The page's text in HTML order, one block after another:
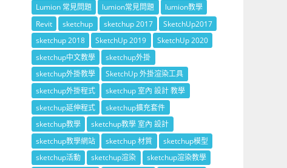
Lumion 常見問題
lumion常見問題
lumion教學
Revit
sketchup sketchup 2017
SketchUp2017
sketchup 2018
SketchUp 2019
SketchUp 2020
sketchup中文教學
sketchup外掛
sketchup外掛教學
SketchUp 外掛渲染工具
sketchup外掛程式
sketchup 室內 設計 教學
sketchup延伸程式
sketchup擴充套件
sketchup教學
sketchup教學 室內 設計
sketchup教學網站
sketchup 材質
sketchup模型
sketchup活動
sketchup渲染
sketchup渲染教學